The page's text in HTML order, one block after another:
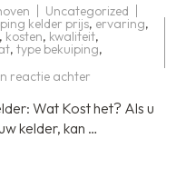
Uncategorized
kelder prijs, ervaring,
, kosten, kwaliteit,
, type bekuiping,
reactie achter
Prijs
van
voor
Wat Kost het? Als u
kelder, kan …